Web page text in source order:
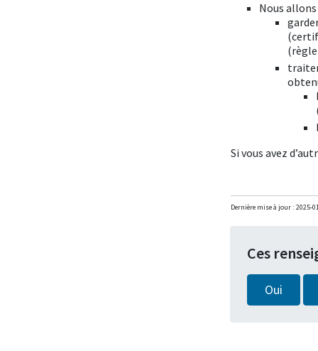
Nous allons
Si vous avez
Dernière mise à jour : 2025-
Ces
Oui